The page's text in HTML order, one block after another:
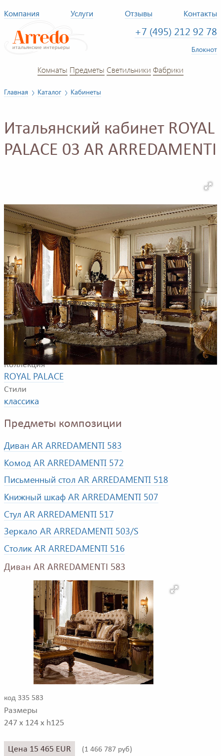
Компания Услуги Отзывы Контакты
+7 (495) 212 92 78
Блокнот
Комнаты Предметы Светильники Фабрики
Главная Каталог Кабинеты
Итальянский кабинет ROYAL
PALACE 03 AR ARREDAMENTI
Пример композиции для кабинета. В композицию
входят письменный стол, стул, комод, зеркало,
книжный шкаф, подставка, диван
Фабрика
AR ARREDAMENTI
Коллекция
ROYAL PALACE
Стили
классика
Предметы композиции
Диван AR ARREDAMENTI 583
Комод AR ARREDAMENTI 572
Письменный стол AR ARREDAMENTI 518
Книжный шкаф AR ARREDAMENTI 507
Стул AR ARREDAMENTI 517
Зеркало AR ARREDAMENTI 503/S
Столик AR ARREDAMENTI 516
Диван AR ARREDAMENTI 583
код 335 583
Размеры
247 x 124 x h125
Цена 15 465 EUR (1 466 787 руб)